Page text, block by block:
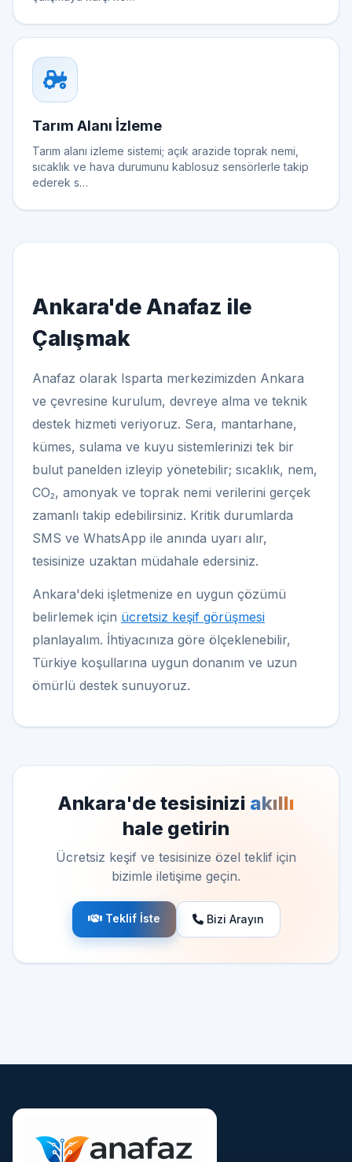
Tarım Alanı İzleme
Tarım alanı izleme sistemi; açık arazide toprak nemi,
sıcaklık ve hava durumunu kablosuz sensörlerle takip
ederek s…
Ankara'de Anafaz ile
Çalışmak
Anafaz olarak Isparta merkezimizden Ankara
ve çevresine kurulum, devreye alma ve teknik
destek hizmeti veriyoruz. Sera, mantarhane,
kümes, sulama ve kuyu sistemlerinizi tek bir
bulut panelden izleyip yönetebilir; sıcaklık, nem,
CO₂, amonyak ve toprak nemi verilerini gerçek
zamanlı takip edebilirsiniz. Kritik durumlarda
SMS ve WhatsApp ile anında uyarı alır,
tesisinize uzaktan müdahale edersiniz.
Ankara'deki işletmenize en uygun çözümü
belirlemek için ücretsiz keşif görüşmesi
planlayalım. İhtiyacınıza göre ölçeklenebilir,
Türkiye koşullarına uygun donanım ve uzun
ömürlü destek sunuyoruz.
Ankara'de tesisinizi akıllı
hale getirin
Ücretsiz keşif ve tesisinize özel teklif için
bizimle iletişime geçin.
Teklif İste Bizi Arayın